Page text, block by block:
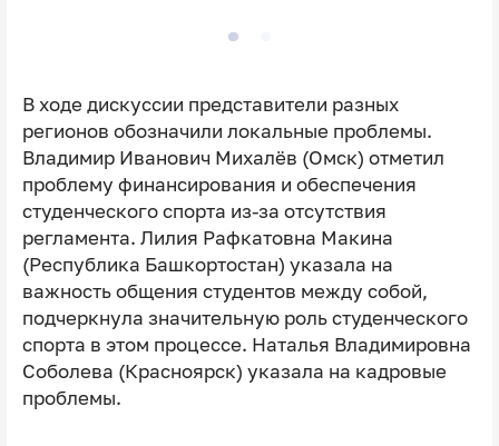
В ходе дискуссии представители разных
регионов обозначили локальные проблемы.
Владимир Иванович Михалёв (Омск) отметил
проблему финансирования и обеспечения
студенческого спорта из-за отсутствия
регламента. Лилия Рафкатовна Макина
(Республика Башкортостан) указала на
важность общения студентов между собой,
подчеркнула значительную роль студенческого
спорта в этом процессе. Наталья Владимировна
Соболева (Красноярск) указала на кадровые
проблемы.